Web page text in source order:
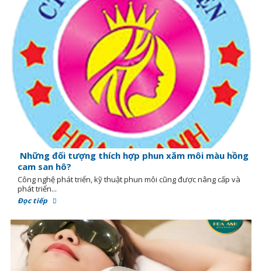
Những đối tượng thích hợp phun xăm môi màu hồng
cam san hô?
Công nghệ phát triển, kỹ thuật phun môi cũng được nâng cấp và
phát triển...
Đọc tiếp